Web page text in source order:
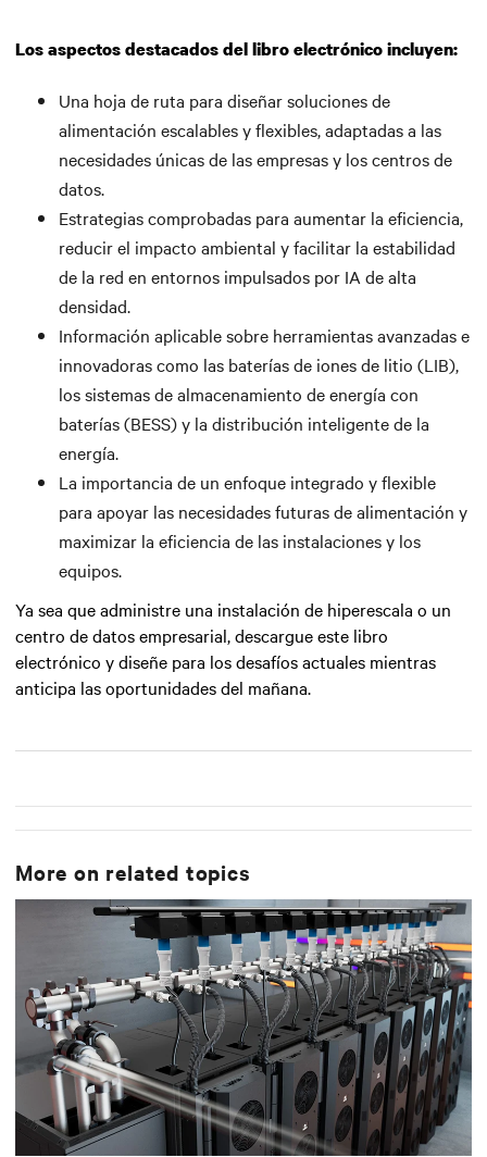
Los aspectos destacados del libro electrónico incluyen:
Una hoja de ruta para diseñar soluciones de
alimentación escalables y flexibles, adaptadas a las
necesidades únicas de las empresas y los centros de
datos.
Estrategias comprobadas para aumentar la eficiencia,
reducir el impacto ambiental y facilitar la estabilidad
de la red en entornos impulsados por IA de alta
densidad.
Información aplicable sobre herramientas avanzadas e
innovadoras como las baterías de iones de litio (LIB),
los sistemas de almacenamiento de energía con
baterías (BESS) y la distribución inteligente de la
energía.
La importancia de un enfoque integrado y flexible
para apoyar las necesidades futuras de alimentación y
maximizar la eficiencia de las instalaciones y los
equipos.
Ya sea que administre una instalación de hiperescala o un
centro de datos empresarial, descargue este libro
electrónico y diseñe para los desafíos actuales mientras
anticipa las oportunidades del mañana.
More on related topics